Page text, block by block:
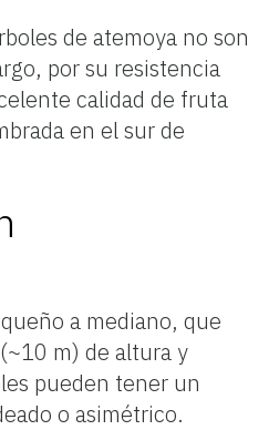
de atemoya no son
por su resistencia
calidad de fruta
en el sur de
a mediano, que
m) de altura y
pueden tener un
o asimétrico.